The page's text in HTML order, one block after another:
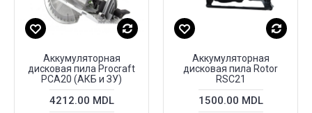
Аккумуляторная
дисковая пила Procraft
PCA20 (АКБ и ЗУ)
4212.00 MDL
Аккумуляторная
дисковая пила Rotor
RSC21
1500.00 MDL